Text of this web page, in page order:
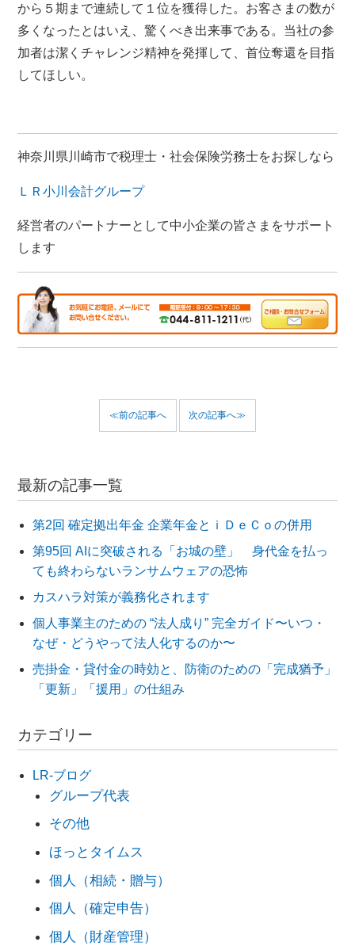
から５期まで連続して１位を獲得した。お客さまの数が
多くなったとはいえ、驚くべき出来事である。当社の参
加者は潔くチャレンジ精神を発揮して、首位奪還を目指
してほしい。
神奈川県川崎市で税理士・社会保険労務士をお探しなら
ＬＲ小川会計グループ
経営者のパートナーとして中小企業の皆さまをサポート
します
≪前の記事へ 次の記事へ≫
最新の記事一覧
第2回 確定拠出年金 企業年金とｉＤｅＣｏの併用
第95回 AIに突破される「お城の壁」 身代金を払っ
ても終わらないランサムウェアの恐怖
カスハラ対策が義務化されます
個人事業主のための “法人成り” 完全ガイド〜いつ・
なぜ・どうやって法人化するのか〜
売掛金・貸付金の時効と、防衛のための「完成猶予」
「更新」「援用」の仕組み
カテゴリー
LR-ブログ
グループ代表
その他
ほっとタイムス
個人（相続・贈与）
個人（確定申告）
個人（財産管理）